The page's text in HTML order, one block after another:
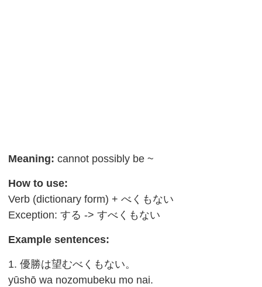
Meaning: cannot possibly be ~
How to use:
Verb (dictionary form) + べくもない
Exception: する -> すべくもない
Example sentences:
1. 優勝は望むべくもない。
yūshō wa nozomubeku mo nai.